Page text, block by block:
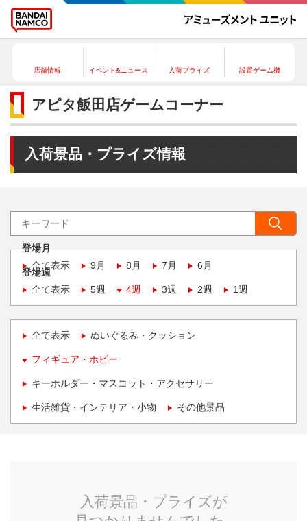
店舗情報 イベント&ニュース 入荷プライズ 設置ゲーム機
アピタ飯田店ゲームコーナー
入荷景品・プライズ情報
登場月
全て表示
9月 8月 7月 6月
登場週
全て表示
5週 4週 3週 2週 1週
全て表示 ぬいぐるみ・クッション
フィギュア・ホビー
キーホルダー・マスコット・アクセサリー
生活雑貨・インテリア・小物 その他景品